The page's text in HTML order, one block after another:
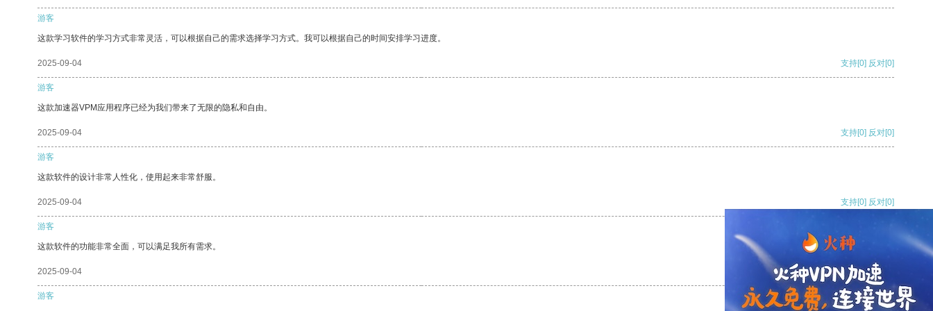
游客
这款学习软件的学习方式非常灵活，可以根据自己的需求选择学习方式。我可以根据自己的时间安排学习进度。
2025-09-04 支持[0] 反对[0]
游客
这款加速器VPM应用程序已经为我们带来了无限的隐私和自由。
2025-09-04 支持[0] 反对[0]
游客
这款软件的设计非常人性化，使用起来非常舒服。
2025-09-04 支持[0] 反对[0]
游客
这款软件的功能非常全面，可以满足我所有需求。
2025-09-04 支持[0] 反对
游客